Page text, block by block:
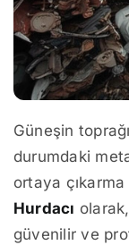
Güneşin
durumdaki
ortaya
Hurdacı
güvenilir ve